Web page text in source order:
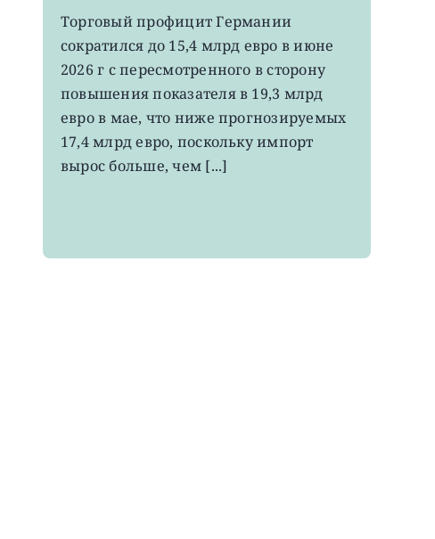
EWG:
немецкий
экспорт
вырос
4-
летнего
Торговый профицит Германии
сократился до 15,4 млрд евро в июне
2026 г с пересмотренного в сторону
повышения показателя в 19,3 млрд
евро в мае, что ниже прогнозируемых
17,4 млрд евро, поскольку импорт
вырос больше, чем [...]